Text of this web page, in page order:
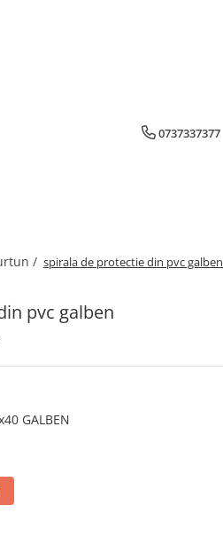
0737337377
/ spirala de protectie din pvc galben
pvc galben
GALBEN